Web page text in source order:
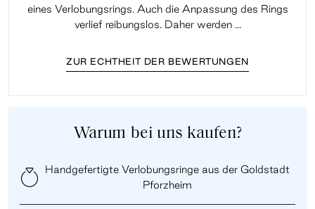
eines Verlobungsrings. Auch die Anpassung des Rings
verlief reibungslos. Daher werden ...
ZUR ECHTHEIT DER BEWERTUNGEN
Warum bei uns kaufen?
Handgefertigte Verlobungsringe aus der Goldstadt
Pforzheim